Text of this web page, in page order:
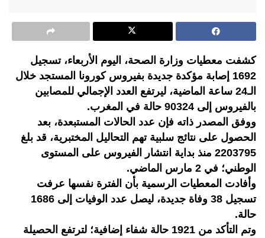
كشفت معطيات وزارة الصحة، اليوم الأربعاء، تسجيل
1692 إصابة مؤكدة جديدة بفيروس كورونا المستجد خلال
الـ24 ساعة الماضية، ليرتفع العدد الإجمالي للمصابين
بالفيروس إلى 90324 حالة في المغرب.
ووفق المصدر ذاته فإن عدد الحالات المستبعدة، بعد
الحصول على نتائج سلبية تهم التحاليل المختبرية، قد بلغ
2203795 منذ بداية انتشار الفيروس على المستوى
الوطني؛ في 2 مارس الماضي.
وأفادت المعطيات الرسمية بأن الفترة نفسها عرفت
تسجيل 38 وفاة جديدة، ليصل عدد الوفيات إلى 1686
حالة.
وتم التأكد من 1921 حالة شفاء إضافية؛ لترتفع الحصيلة